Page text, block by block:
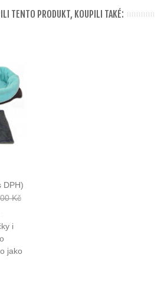
TENTO PRODUKT, KOUPILI TAKÉ:
DPH)
Kč
i
jako